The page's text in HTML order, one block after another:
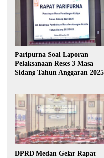
Paripurna Soal Laporan
Pelaksanaan Reses 3 Masa
Sidang Tahun Anggaran 2025
DPRD Medan Gelar Rapat